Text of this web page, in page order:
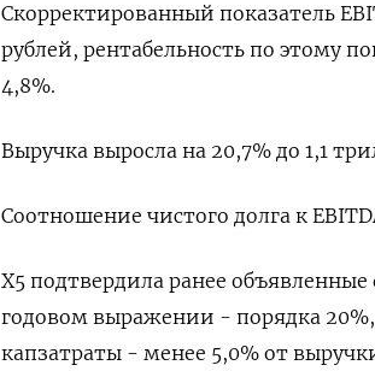
Скорректированный показатель
рублей, рентабельность по этому
4,8%.
Выручка выросла на 20,7% до 1,1
Соотношение чистого долга к
X5 подтвердила ранее
годовом выражении - порядка 20%,
капзатраты - менее 5,0% от